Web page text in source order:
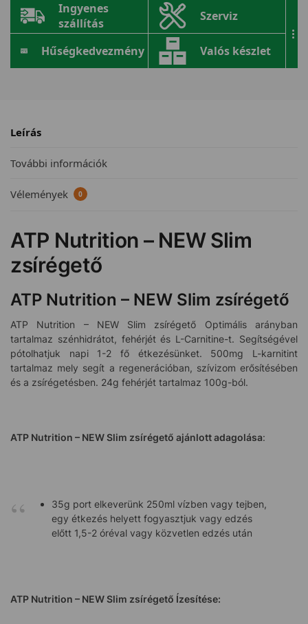
Ingyenes
szállítás
Szerviz
Hűségkedvezmény Valós készlet
...
Leírás
További információk
Vélemények 0
ATP Nutrition – NEW Slim
zsírégető
ATP Nutrition – NEW Slim zsírégető
ATP Nutrition – NEW Slim zsírégető Optimális arányban
tartalmaz szénhidrátot, fehérjét és L-Carnitine-t. Segítségével
pótolhatjuk napi 1-2 fő étkezésünket. 500mg L-karnitint
tartalmaz mely segít a regenerációban, szívizom erősítésében
és a zsírégetésben. 24g fehérjét tartalmaz 100g-ból.
ATP Nutrition – NEW Slim zsírégető ajánlott adagolása:
35g port elkeverünk 250ml vízben vagy tejben,
egy étkezés helyett fogyasztjuk vagy edzés
előtt 1,5-2 óréval vagy közvetlen edzés után
ATP Nutrition – NEW Slim zsírégető Ízesítése: